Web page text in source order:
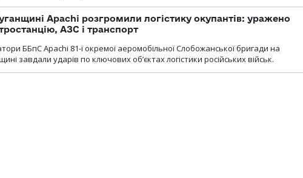
Apachi розгромили логістику окупантів: уражено
АЗС і транспорт
ББпС Apachi 81-ї окремої аеромобільної Слобожанської бригади на
завдали ударів по ключових об’єктах логістики російських військ.